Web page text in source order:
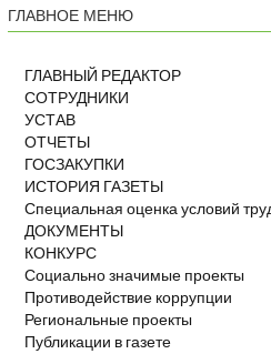
ГЛАВНОЕ МЕНЮ
ГЛАВНЫЙ РЕДАКТОР
СОТРУДНИКИ
УСТАВ
ОТЧЕТЫ
ГОСЗАКУПКИ
ИСТОРИЯ ГАЗЕТЫ
Специальная оценка условий
ДОКУМЕНТЫ
КОНКУРС
Социально значимые проекты
Противодействие коррупции
Региональные проекты
Публикации в газете